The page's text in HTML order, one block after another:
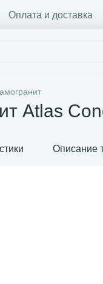
Оплата и доставка
Atlas
Описание